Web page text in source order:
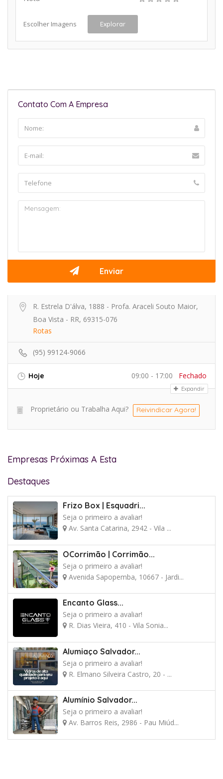
Escolher Imagens Explorar
Contato Com A Empresa
R. Estrela D'álva, 1888 - Profa. Araceli Souto Maior,
Boa Vista - RR, 69315-076
Rotas
(95) 99124-9066
Hoje Fechado
09:00 - 17:00
Expandir
Proprietário ou Trabalha Aqui? Reivindicar Agora!
Empresas Próximas A Esta
Destaques
Frizo Box | Esquadri...
Seja o primeiro a avaliar!
Av. Santa Catarina, 2942 - Vila ...
OCorrimão | Corrimão...
Seja o primeiro a avaliar!
Avenida Sapopemba, 10667 - Jardi...
Encanto Glass...
Seja o primeiro a avaliar!
R. Dias Vieira, 410 - Vila Sonia...
Alumiaço Salvador...
Seja o primeiro a avaliar!
R. Elmano Silveira Castro, 20 - ...
Alumínio Salvador...
Seja o primeiro a avaliar!
Av. Barros Reis, 2986 - Pau Miúd...